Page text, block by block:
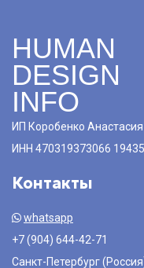
HUMAN
DESIGN
INFO
ИП Коробенко
ИНН 470319373066
Контакты
whatsapp
+7 (904) 644-42-71
Санкт-Петербург